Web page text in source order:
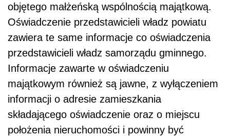
objętego małżeńską wspólnością majątkową.
Oświadczenie przedstawicieli władz powiatu
zawiera te same informacje co oświadczenia
przedstawicieli władz samorządu gminnego.
Informacje zawarte w oświadczeniu
majątkowym również są jawne, z wyłączeniem
informacji o adresie zamieszkania
składającego oświadczenie oraz o miejscu
położenia nieruchomości i powinny być